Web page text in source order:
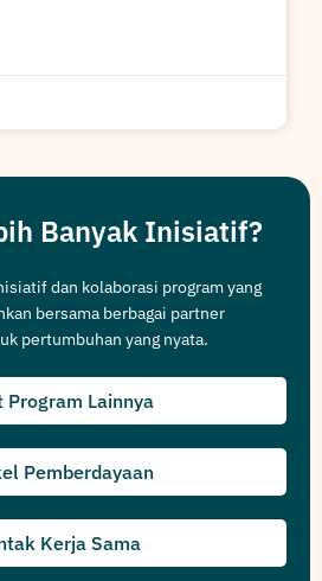
Banyak Inisiatif?
dan kolaborasi program yang
bersama berbagai partner
pertumbuhan yang nyata.
Program Lainnya
Pemberdayaan
Kerja Sama